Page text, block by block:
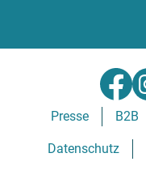
Presse B2B
Datenschutz